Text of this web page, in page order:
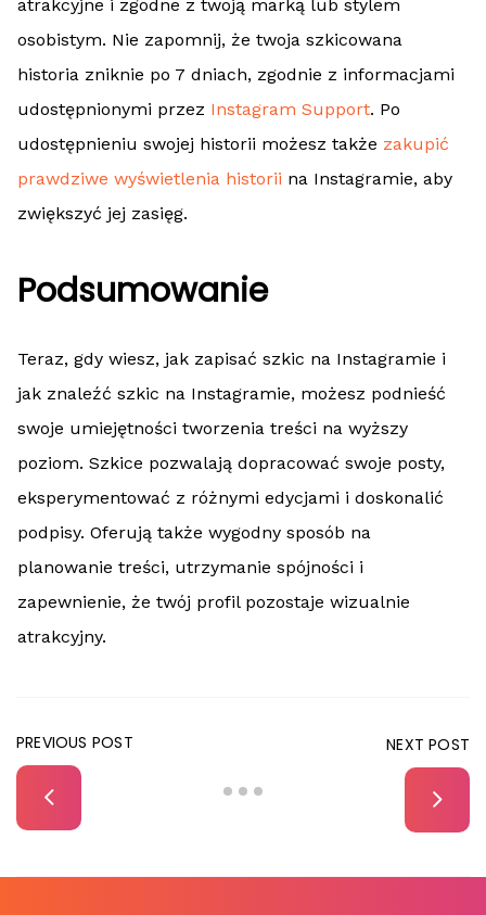
atrakcyjne i zgodne z twoją marką lub stylem
osobistym. Nie zapomnij, że twoja szkicowana
historia zniknie po 7 dniach, zgodnie z informacjami
udostępnionymi przez Instagram Support. Po
udostępnieniu swojej historii możesz także zakupić
prawdziwe wyświetlenia historii na Instagramie, aby
zwiększyć jej zasięg.
Podsumowanie
Teraz, gdy wiesz, jak zapisać szkic na Instagramie i
jak znaleźć szkic na Instagramie, możesz podnieść
swoje umiejętności tworzenia treści na wyższy
poziom. Szkice pozwalają dopracować swoje posty,
eksperymentować z różnymi edycjami i doskonalić
podpisy. Oferują także wygodny sposób na
planowanie treści, utrzymanie spójności i
zapewnienie, że twój profil pozostaje wizualnie
atrakcyjny.
PREVIOUS POST NEXT POST